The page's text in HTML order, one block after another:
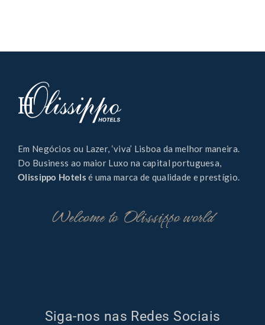
Em Negócios ou Lazer, ‘viva’ Lisboa da melhor maneira.
Do Business ao maior Luxo na capital portuguesa,
Olissippo Hotels é uma marca de qualidade e prestígio.
Welcome to Olissippo world
Siga-nos nas Redes Sociais